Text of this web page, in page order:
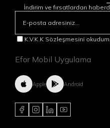
İndirim ve fırsatlardan
K.V.K.K Sözleşmesini
Efor Mobil Uygulama
Apple Android